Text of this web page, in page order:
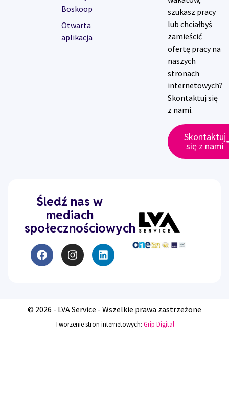
Boskoop
Otwarta
aplikacja
szukasz pracy
lub chciałbyś
zamieścić
ofertę pracy na
naszych
stronach
internetowych?
Skontaktuj się
z nami.
Skontaktuj
się z nami
Śledź nas w
mediach
społecznościowych
© 2026 - LVA Service - Wszelkie prawa zastrzeżone
Tworzenie stron internetowych: Grip Digital